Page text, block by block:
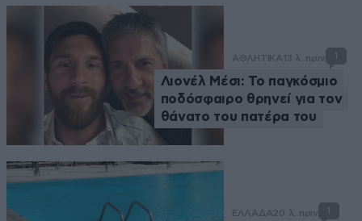
ΑΘΛΗΤΙΚΑ 13 λ. πριν 1
Λιονέλ Μέσι: Το παγκόσμιο
ποδόσφαιρο θρηνεί για τον
θάνατο του πατέρα του
ΕΛΛΑΔΑ20 λ. πριν